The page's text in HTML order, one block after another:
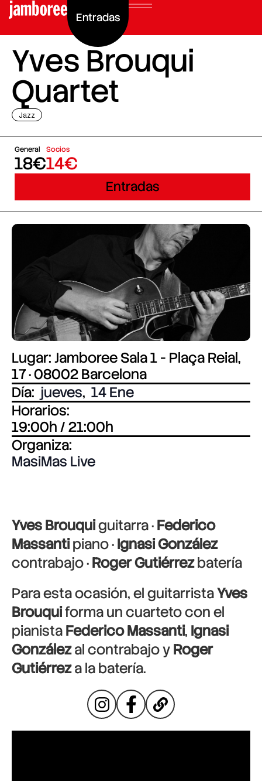
Entradas
Yves Brouqui
Quartet
Jazz
General
18€
Socios
14€
Entradas
Lugar: Jamboree Sala 1 - Plaça Reial,
17 · 08002 Barcelona
Día: jueves, 14 Ene
Horarios:
19:00h / 21:00h
Organiza:
MasiMas Live
Yves Brouquiguitarra ·Federico
Massantipiano ·Ignasi González
contrabajo ·Roger Gutiérrezbatería
Para esta ocasión, el guitarristaYves
Brouquiforma un cuarteto con el
pianistaFederico Massanti, Ignasi
Gonzálezal contrabajo yRoger
Gutiérreza la batería.